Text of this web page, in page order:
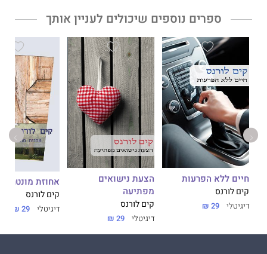
ספרים נוספים שיכולים לעניין אותך
חיים ללא הפרעות
קים לורנס
דיגיטלי 29 ₪
הצעת נישואים
מפתיעה
קים לורנס
דיגיטלי 29 ₪
אחוזת מונטרו
קים לורנס
דיגיטלי 29 ₪